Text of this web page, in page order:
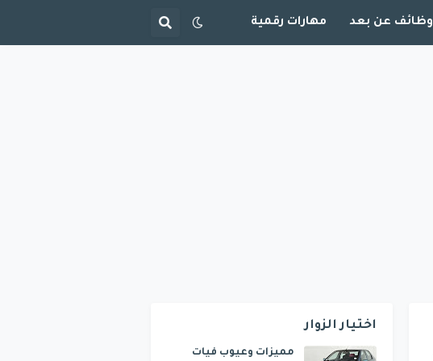
وظائف عن بعد مهارات رقمية
اختيار الزوار
مميزات وعيوب فيات